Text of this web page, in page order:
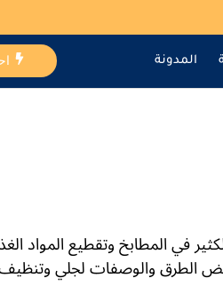
المدونة
في المطابخ وتقطيع المواد
الطرق والوصفات لجلي وتنظيف